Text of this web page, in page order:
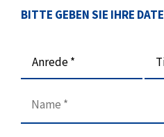
BITTE GEBEN SIE IHRE
Anrede *